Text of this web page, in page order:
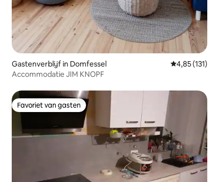
Gastenverblijf in Domfessel Gemiddelde
4,85 (131)
Accommodatie JIM KNOPF
Favoriet van gasten
Favoriet van gasten